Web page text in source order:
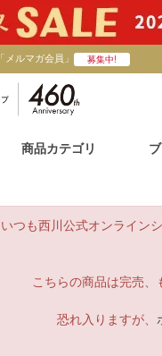
「メルマガ会員」 募集中!
商品カテゴリ
いつも西川公式オンライン
こちらの商品は完売、
恐れ入りますが、